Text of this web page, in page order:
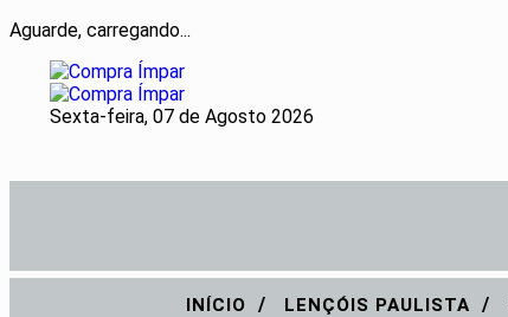
Aguarde, carregando...
Sexta-feira, 07 de Agosto 2026
INÍCIO / LENÇÓIS PAULISTA /